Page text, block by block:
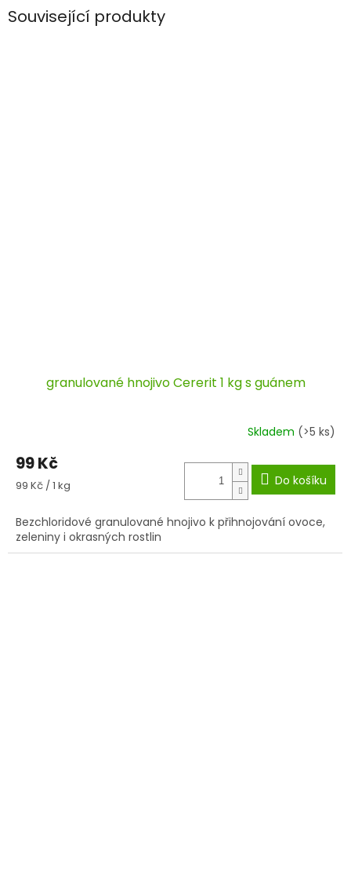
Související produkty
granulované hnojivo Cererit 1 kg s guánem
Skladem (>5 ks)
99 Kč
Měrná
99 Kč / 1 kg Do košíku
Bezchloridové granulované hnojivo k přihnojování ovoce,
zeleniny i okrasných rostlin